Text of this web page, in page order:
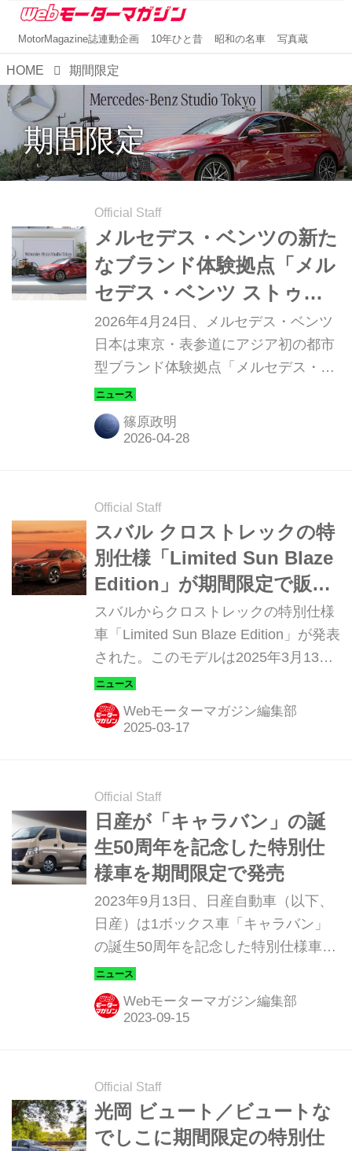
MotorMagazine誌連動企画 10年ひと昔 昭和の名車 写真蔵
HOME 期間限定
期間限定
Official Staff
メルセデス・ベンツの新た
なブランド体験拠点「メル
セデス・ベンツ ストゥー
ディオ トウキョウ」が表
参道にオープン
2026年4月24日、メルセデス・ベンツ
日本は東京・表参道にアジア初の都市
型ブランド体験拠点「メルセデス・ベ
ンツ ストゥーディオ トウキョウ
（Mercedes-Benz Studio Tokyo）」を
約1年間の期間限定でオープンした。
篠原政明
Official Staff
スバル クロストレックの特
別仕様「Limited Sun Blaze
Edition」が期間限定で販売
開始、鮮やかな専用色サン
ブレイズ・パールを採用
スバルからクロストレックの特別仕様
車「Limited Sun Blaze Edition」が発表
された。このモデルは2025年3月13
日〜5月19日の期間限定での販売（注
文受付）となる。
Webモーターマガジン編集部
Official Staff
日産が「キャラバン」の誕
生50周年を記念した特別仕
様車を期間限定で発売
2023年9月13日、日産自動車（以下、
日産）は1ボックス車「キャラバン」
の誕生50周年を記念した特別仕様車
「50th アニバーサリー
（Anniversary）」を同年10月10日よ
り発売すると発表した。
Webモーターマガジン編集部
Official Staff
光岡 ビュート／ビュートな
でしこに期間限定の特別仕